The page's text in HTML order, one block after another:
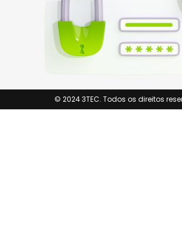
© 2024 3TEC. Todos os direitos